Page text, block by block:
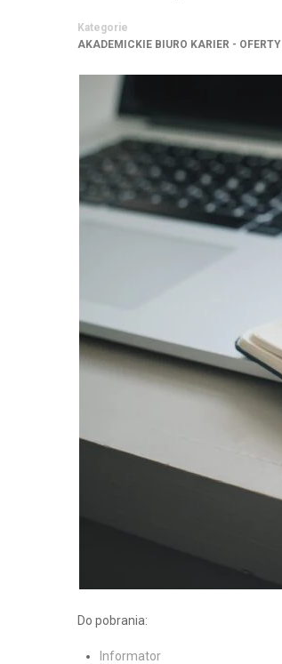
Kategorie
AKADEMICKIE BIURO KARIER - OFERTY
Do pobrania:
Informator